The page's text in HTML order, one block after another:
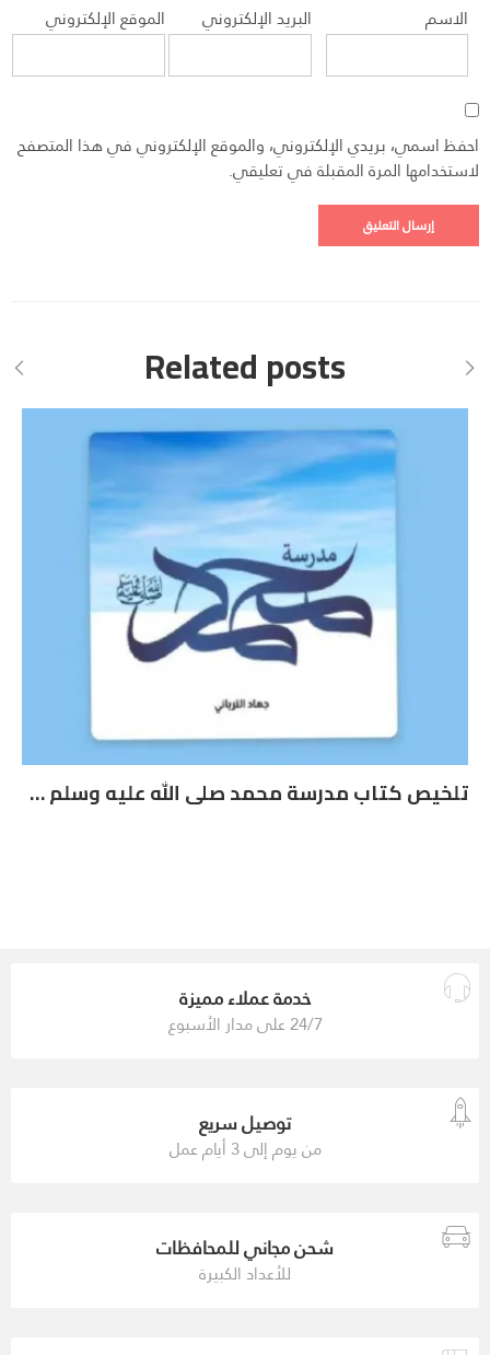
الاسم البريد الإلكتروني الموقع الإلكتروني
احفظ اسمي، بريدي الإلكتروني، والموقع الإلكتروني في هذا المتصفح
لاستخدامها المرة المقبلة في تعليقي.
Related posts
تلخيص كتاب مدرسة محمد صلى الله عليه وسلم – جهاد الترباني
خدمة عملاء مميزة
24/7 على مدار الأسبوع
توصيل سريع
من يوم إلى 3 أيام عمل
شحن مجاني للمحافظات
للأعداد الكبيرة